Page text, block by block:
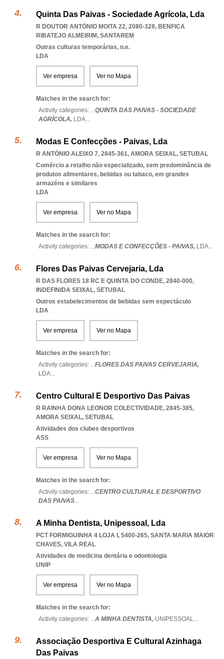
Quinta Das Paivas - Sociedade Agrícola, Lda
R DOUTOR ANTÓNIO MOITA 22, 2080-328, BENFICA
RIBATEJO ALMEIRIM, SANTAREM
Outras culturas temporárias, n.e.
LDA
Ver empresa Ver no Mapa
Matches in the search for:
Activity categories: ...QUINTA DAS PAIVAS - SOCIEDADE
AGRÍCOLA, LDA...
Modas E Confecções - Paivas, Lda
R ANTÓNIO ALEIXO 7, 2845-361, AMORA SEIXAL, SETUBAL
Comércio a retalho não especializado, sem predominância de
produtos alimentares, bebidas ou tabaco, em grandes
armazéns e similares
LDA
Ver empresa Ver no Mapa
Matches in the search for:
Activity categories: ...MODAS E CONFECÇÕES - PAIVAS, LDA...
Flores Das Paivas Cervejaria, Lda
R DAS FLORES 18 RC E QUINTA DO CONDE, 2840-000,
INDEFINIDA SEIXAL, SETUBAL
Outros estabelecimentos de bebidas sem espectáculo
LDA
Ver empresa Ver no Mapa
Matches in the search for:
Activity categories: ...FLORES DAS PAIVAS CERVEJARIA,
LDA...
Centro Cultural E Desportivo Das Paivas
R RAINHA DONA LEONOR COLECTIVIDADE, 2845-385,
AMORA SEIXAL, SETUBAL
Atividades dos clubes desportivos
ASS
Ver empresa Ver no Mapa
Matches in the search for:
Activity categories: ...CENTRO CULTURAL E DESPORTIVO
DAS PAIVAS...
A Minha Dentista, Unipessoal, Lda
PCT FORMIGUINHA 4 LOJA I, 5400-265, SANTA MARIA MAIOR
CHAVES, VILA REAL
Atividades de medicina dentária e odontologia
UNIP
Ver empresa Ver no Mapa
Matches in the search for:
Activity categories: ...A MINHA DENTISTA, UNIPESSOAL...
Associação Desportiva E Cultural Azinhaga
Das Paivas